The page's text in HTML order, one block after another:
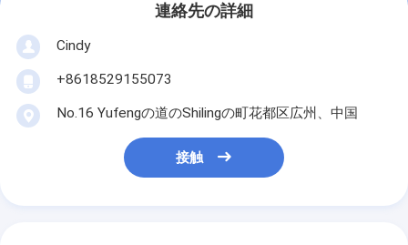
連絡先の詳細
Cindy
+8618529155073
No.16 Yufengの道のShilingの町花都区広州、中国
接触